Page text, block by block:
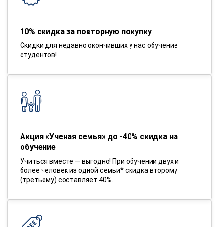
10% скидка за повторную покупку
Скидки для недавно окончивших у нас обучение
студентов!
Акция «Ученая семья» до -40% скидка на
обучение
Учиться вместе — выгодно! При обучении двух и
более человек из одной семьи* скидка второму
(третьему) составляет 40%.